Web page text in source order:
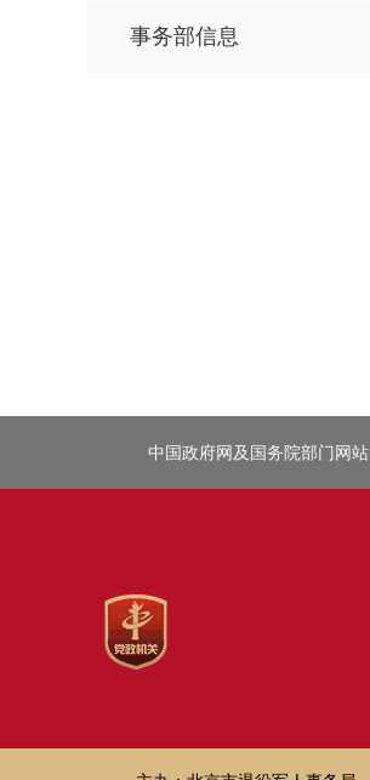
事务部信息
中国政府网及国务院部门网站